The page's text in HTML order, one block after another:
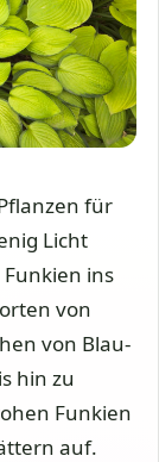
für
Licht
ins
von
von Blau-
hin zu
Funkien
auf.